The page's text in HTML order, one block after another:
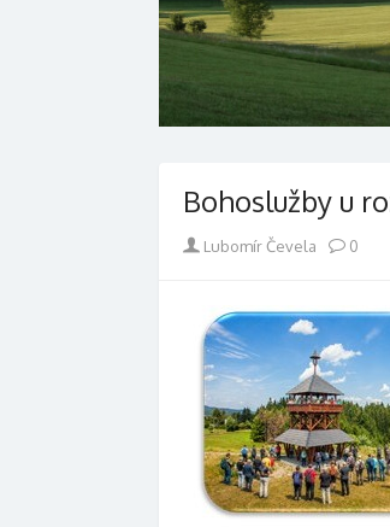
Bohoslužby u
Author
Lubomír Čevela 0